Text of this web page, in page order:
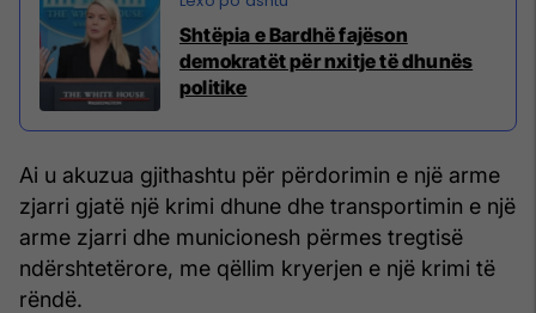
Shtëpia e Bardhë fajëson
demokratët për nxitje të dhunës
politike
Ai u akuzua gjithashtu për përdorimin e një arme
zjarri gjatë një krimi dhune dhe transportimin e një
arme zjarri dhe municionesh përmes tregtisë
ndërshtetërore, me qëllim kryerjen e një krimi të
rëndë.